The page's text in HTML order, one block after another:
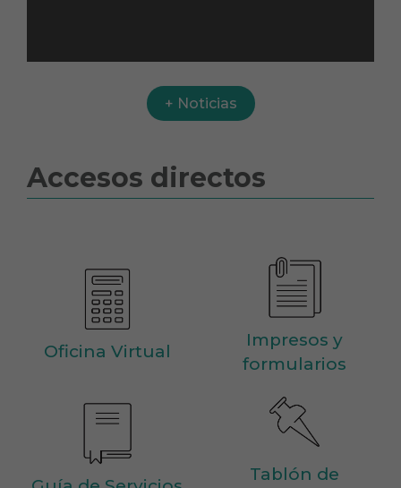
+ Noticias
Accesos directos
Oficina Virtual
Impresos y
formularios
Tablón de